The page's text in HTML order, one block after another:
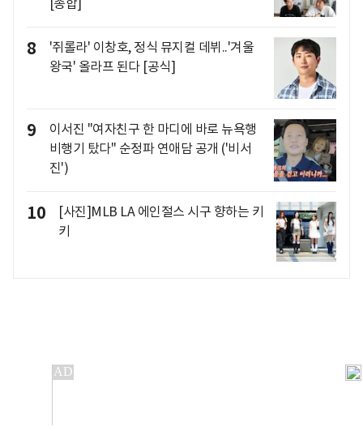
8
'쥐롤라' 이창호, 정식 뮤지컬 데뷔..'겨울
왕국' 올라프 된다 [공식]
9
이서진 "여자친구 한 마디에 바로 뉴욕행
비행기 탔다" 순정파 연애담 공개 ('비서
진')
10
[사진]MLB LA 에인절스 시구 향하는 키
키